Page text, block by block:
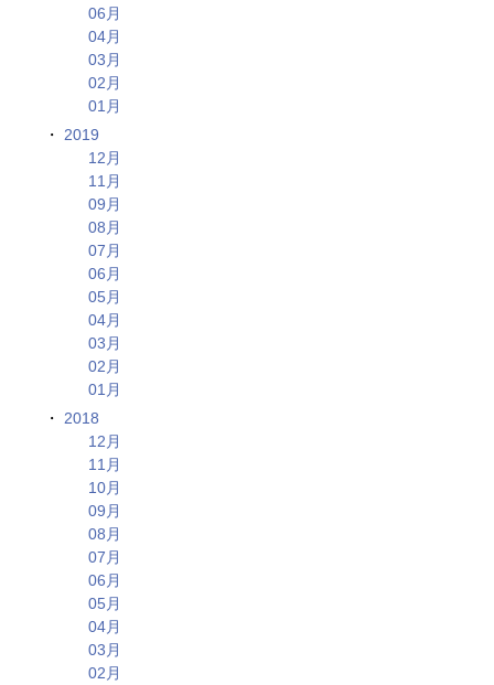
06月
04月
03月
02月
01月
2019
12月
11月
09月
08月
07月
06月
05月
04月
03月
02月
01月
2018
12月
11月
10月
09月
08月
07月
06月
05月
04月
03月
02月